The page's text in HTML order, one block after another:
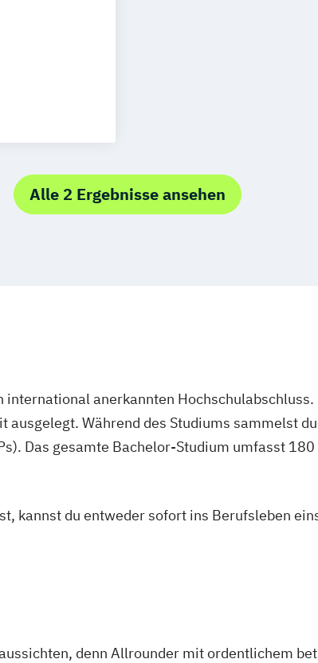
Alle 2 Ergebnisse ansehen
international anerkannten
Während des Studiums sammelst
Das gesamte Bachelor-Studium umfasst
kannst du entweder sofort ins Berufsleben
denn Allrounder mit ordentlichem